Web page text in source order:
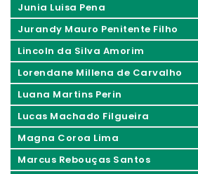
Junia Luisa Pena
Jurandy Mauro Penitente Filho
Lincoln da Silva Amorim
Lorendane Millena de Carvalho
Luana Martins Perin
Lucas Machado Filgueira
Magna Coroa Lima
Marcus Rebouças Santos